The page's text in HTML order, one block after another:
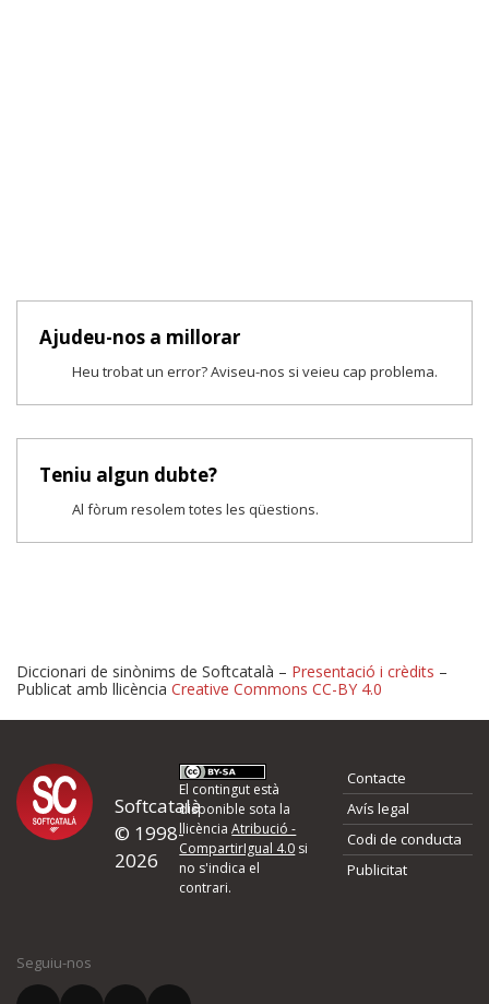
Ajudeu-nos a millorar
Heu trobat un error? Aviseu-nos si veieu cap problema.
Teniu algun dubte?
Al fòrum resolem totes les qüestions.
Proposeu-nos millores o
d'errors
Si heu trobat un error o voleu proposar alguna millora, ompliu els
quina és la millora que proposeu o l'error del qual voleu informar-
Diccionari de sinònims de Softcatalà – Presentació i crèdits –
Publicat amb llicència Creative Commons CC-BY 4.0
Softcatalà
© 1998-
2026
El contingut està
disponible sota la
llicènciaAtribució -
CompartirIgual 4.0 si
no s'indica el
contrari.
Contacte
Avís legal
Codi de conducta
Publicitat
Seguiu-nos